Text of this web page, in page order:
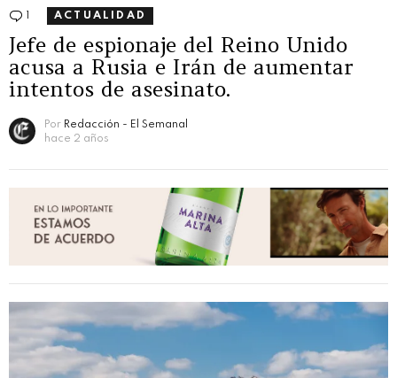
1 Comentario
ACTUALIDAD
Jefe de espionaje del Reino Unido
acusa a Rusia e Irán de aumentar
intentos de asesinato.
Por Redacción - El Semanal
hace 2 años